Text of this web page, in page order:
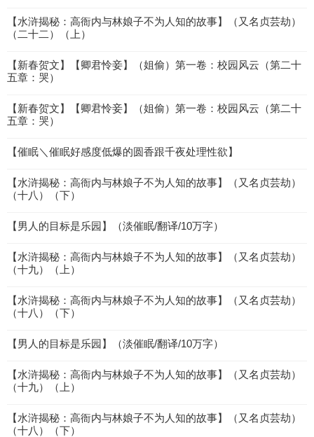
【水浒揭秘：高衙内与林娘子不为人知的故事】（又名贞芸劫）
（二十二）（上）
【新春贺文】【卿君怜妾】（姐偷）第一卷：校园风云（第二十
五章：哭）
【新春贺文】【卿君怜妾】（姐偷）第一卷：校园风云（第二十
五章：哭）
【催眠＼催眠好感度低爆的圆香跟千夜处理性欲】
【水浒揭秘：高衙内与林娘子不为人知的故事】（又名贞芸劫）
（十八）（下）
【男人的目标是乐园】（淡催眠/翻译/10万字）
【水浒揭秘：高衙内与林娘子不为人知的故事】（又名贞芸劫）
（十九）（上）
【水浒揭秘：高衙内与林娘子不为人知的故事】（又名贞芸劫）
（十八）（下）
【男人的目标是乐园】（淡催眠/翻译/10万字）
【水浒揭秘：高衙内与林娘子不为人知的故事】（又名贞芸劫）
（十九）（上）
【水浒揭秘：高衙内与林娘子不为人知的故事】（又名贞芸劫）
（十八）（下）